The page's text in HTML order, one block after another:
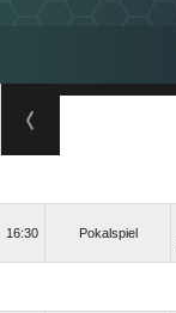
16:30 Pokalspiel